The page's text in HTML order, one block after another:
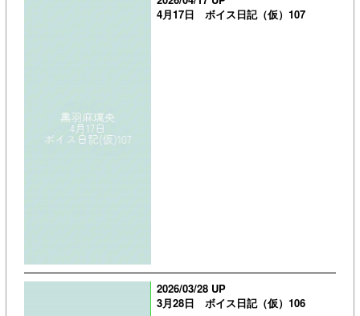
4月17日 ボイス日記（仮）107
2026/03/28 UP
3月28日 ボイス日記（仮）106